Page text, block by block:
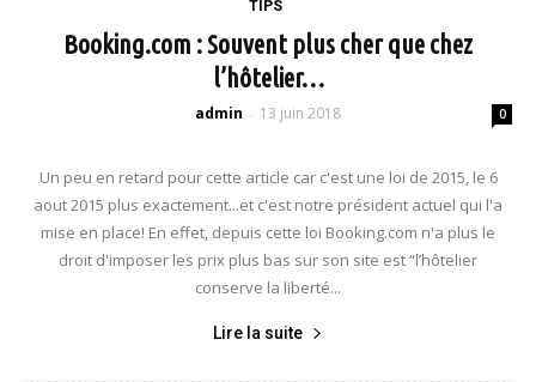
TIPS
Booking.com : Souvent plus cher que chez
l’hôtelier…
admin - 13 juin 2018 0
Un peu en retard pour cette article car c'est une loi de 2015, le 6
aout 2015 plus exactement...et c'est notre président actuel qui l'a
mise en place! En effet, depuis cette loi Booking.com n'a plus le
droit d'imposer les prix plus bas sur son site est “l’hôtelier
conserve la liberté...
Lire la suite